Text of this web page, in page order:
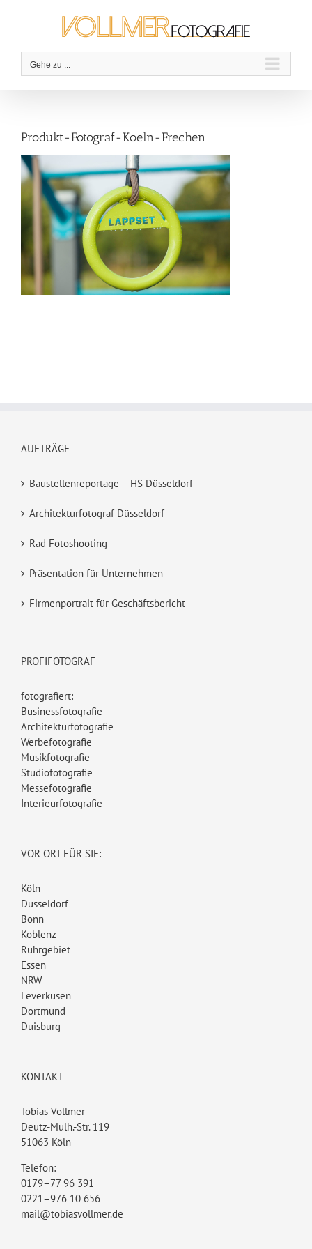
Gehe zu ...
Produkt-Fotograf-Koeln-Frechen
AUFTRÄGE
Baustellenreportage – HS Düsseldorf
Architekturfotograf Düsseldorf
Rad Fotoshooting
Präsentation für Unternehmen
Firmenportrait für Geschäftsbericht
PROFIFOTOGRAF
fotografiert:
Businessfotografie
Architekturfotografie
Werbefotografie
Musikfotografie
Studiofotografie
Messefotografie
Interieurfotografie
VOR ORT FÜR SIE:
Köln
Düsseldorf
Bonn
Koblenz
Ruhrgebiet
Essen
NRW
Leverkusen
Dortmund
Duisburg
KONTAKT
Tobias Vollmer
Deutz-Mülh.-Str. 119
51063 Köln
Telefon:
0179–77 96 391
0221–976 10 656
mail@tobiasvollmer.de